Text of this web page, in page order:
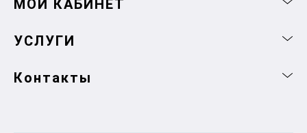
МОЙ КАБИНЕТ
УСЛУГИ
Контакты